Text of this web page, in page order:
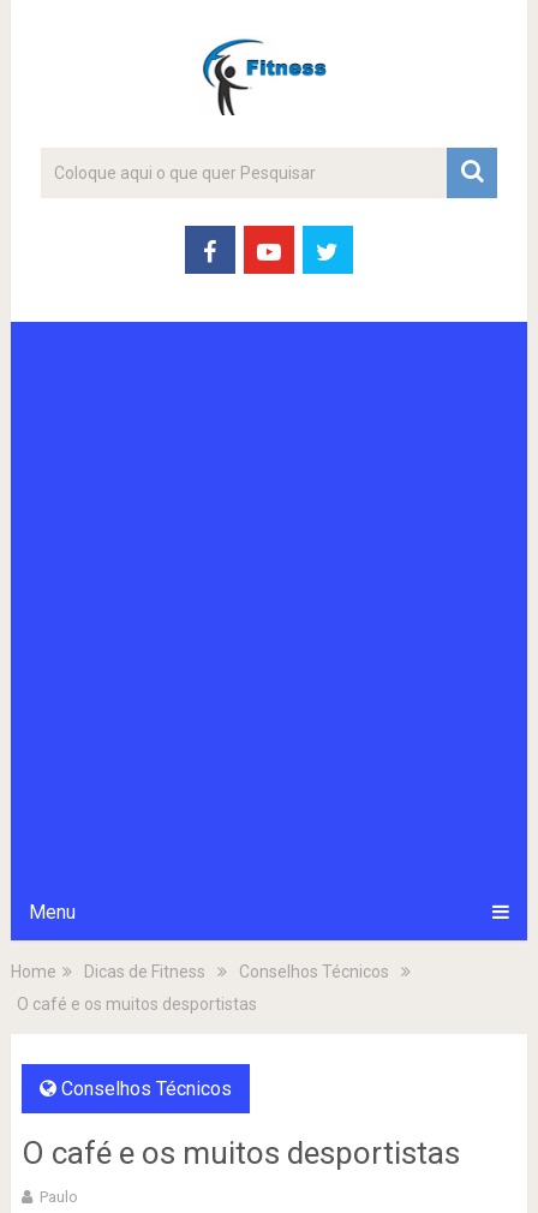
Menu
Home Dicas de Fitness
Conselhos Técnicos
O café e os muitos desportistas
Conselhos Técnicos
O café e os muitos desportistas
Paulo